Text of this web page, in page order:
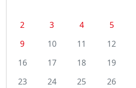
2
3 4 5
9
10 11 12
16
17 18 19
23
24 25 26